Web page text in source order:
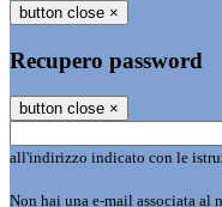
button close ×
Recupero password
button close ×
all'indirizzo indicato con le
Non hai una e-mail associata al